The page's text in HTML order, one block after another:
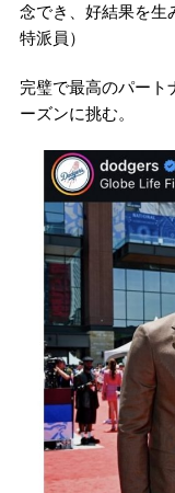
念でき、好結果を生
特派員）
完璧で最高のパート
ーズンに挑む。